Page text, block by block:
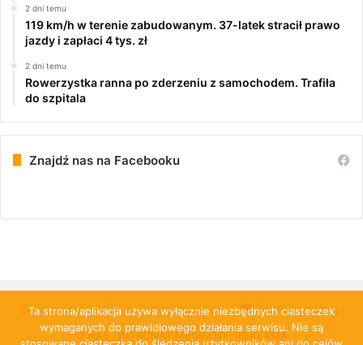
2 dni temu
119 km/h w terenie zabudowanym. 37-latek stracił prawo
jazdy i zapłaci 4 tys. zł
2 dni temu
Rowerzystka ranna po zderzeniu z samochodem. Trafiła
do szpitala
Znajdź nas na Facebooku
© Copyright 2026, All Rights Reserved | PulsRadomska.pl
O NAS PATRONAT MEDIALNY REKLAMA
Ta strona/aplikacja używa wyłącznie niezbędnych ciasteczek
wymaganych do prawidłowego działania serwisu. Nie są